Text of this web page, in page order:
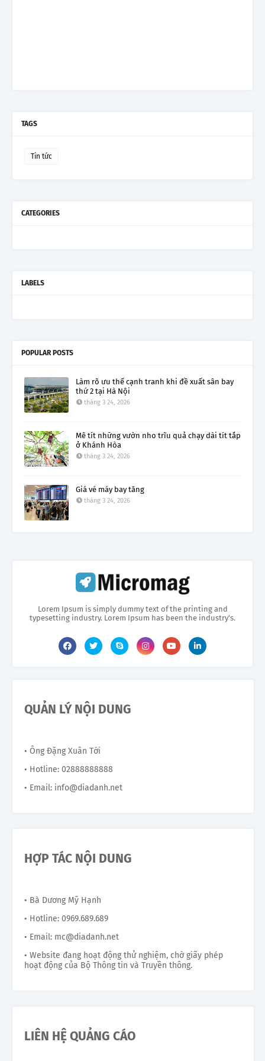
TAGS
Tin tức
CATEGORIES
LABELS
POPULAR POSTS
Làm rõ ưu thế cạnh tranh khi đề xuất sân bay
thứ 2 tại Hà Nội
tháng 3 24, 2026
Mê tít những vườn nho trĩu quả chạy dài tít tắp
ở Khánh Hòa
tháng 3 24, 2026
Giá vé máy bay tăng
tháng 3 24, 2026
Lorem Ipsum is simply dummy text of the printing and
typesetting industry. Lorem Ipsum has been the industry's.
QUẢN LÝ NỘI DUNG
• Ông Đặng Xuân Tới
• Hotline: 02888888888
• Email: info@diadanh.net
HỢP TÁC NỘI DUNG
• Bà Dương Mỹ Hạnh
• Hotline: 0969.689.689
• Email: mc@diadanh.net
• Website đang hoạt động thử nghiệm, chờ giấy phép
hoạt động của Bộ Thông tin và Truyền thông.
LIÊN HỆ QUẢNG CÁO